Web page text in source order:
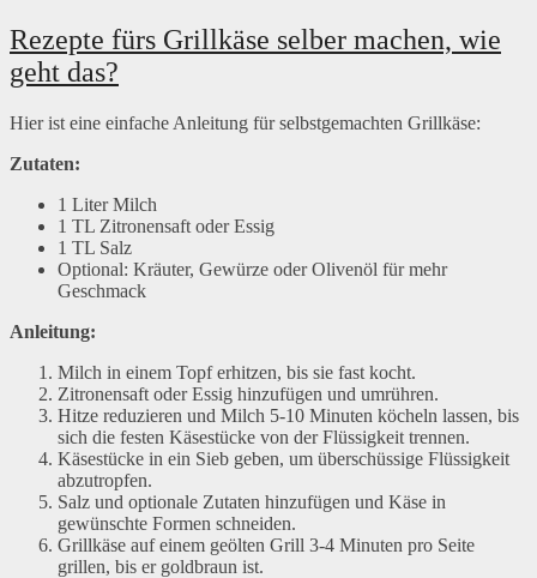
Rezepte fürs Grillkäse selber machen, wie
geht das?
Hier ist eine einfache Anleitung für selbstgemachten Grillkäse:
Zutaten:
1 Liter Milch
1 TL Zitronensaft oder Essig
1 TL Salz
Optional: Kräuter, Gewürze oder Olivenöl für mehr
Geschmack
Anleitung:
Milch in einem Topf erhitzen, bis sie fast kocht.
Zitronensaft oder Essig hinzufügen und umrühren.
Hitze reduzieren und Milch 5-10 Minuten köcheln lassen, bis
sich die festen Käsestücke von der Flüssigkeit trennen.
Käsestücke in ein Sieb geben, um überschüssige Flüssigkeit
abzutropfen.
Salz und optionale Zutaten hinzufügen und Käse in
gewünschte Formen schneiden.
Grillkäse auf einem geölten Grill 3-4 Minuten pro Seite
grillen, bis er goldbraun ist.